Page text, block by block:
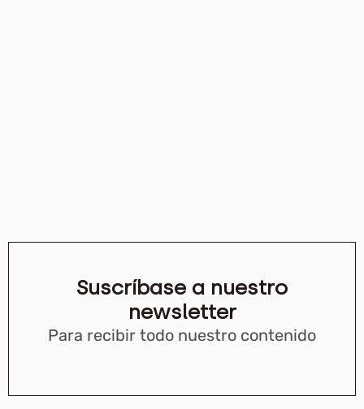
Suscríbase a nuestro
newsletter
Para recibir todo nuestro contenido